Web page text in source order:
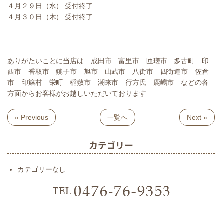
４月２９日（水） 受付終了
４月３０日（木） 受付終了
ありがたいことに当店は 成田市 富里市 匝瑳市 多古町 印
西市 香取市 銚子市 旭市 山武市 八街市 四街道市 佐倉
市 印旛村 栄町 稲敷市 潮来市 行方氏 鹿嶋市 などの各
方面からお客様がお越しいただいております
« Previous 一覧へ Next »
カテゴリー
カテゴリーなし